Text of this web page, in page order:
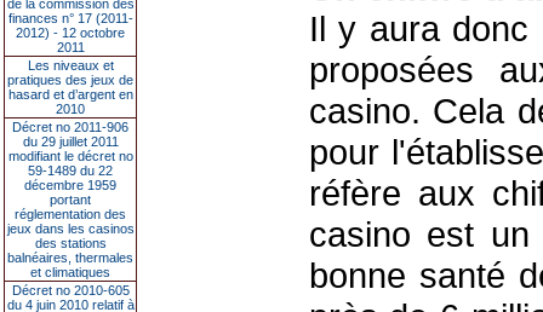
de la commission des
finances n° 17 (2011-
2012) - 12 octobre
2011
Les niveaux et
pratiques des jeux de
hasard et d’argent en
2010
Décret no 2011-906
du 29 juillet 2011
modifiant le décret no
59-1489 du 22
décembre 1959
portant
réglementation des
jeux dans les casinos
des stations
balnéaires, thermales
et climatiques
Décret no 2010-605
du 4 juin 2010 relatif à
Il y aura donc
proposées
casino. Cela
pour
réfère aux
casino est un
bonne santé